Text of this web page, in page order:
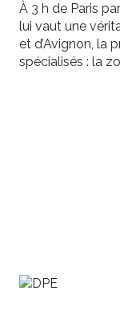
À 3 h de Paris
lui vaut une
et d’Avignon, la
spécialisés : la
Découvrez un
placard et avec
Possibilité de
Eligible au PTZ
Frais de notaire